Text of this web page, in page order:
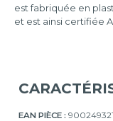
est fabriquée en
et est ainsi certifiée
EAN PIÈCE :